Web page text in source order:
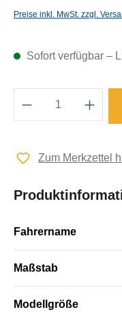
Preise inkl. MwSt. zzgl.
Sofort verfügbar –
Produkt
Zum Merkzettel
Fahrername
Maßstab
Modellgröße